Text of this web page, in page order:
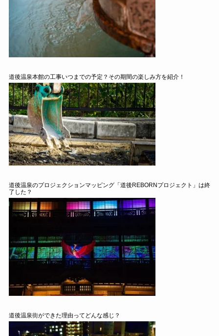
道後温泉本館の工事いつまでの予定？その期間の楽しみ方を紹介！
道後温泉のプロジェクションマッピング「道後REBORNプロジェクト」は終
了した？
道後温泉街ができた理由ってどんな感じ？